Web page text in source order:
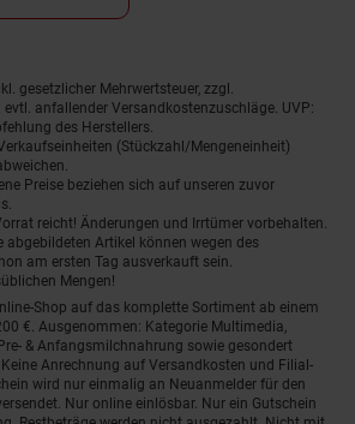
gesetzlicher Mehrwertsteuer, zzgl.
evtl. anfallender Versandkostenzuschläge. UVP:
des Herstellers.
(Stückzahl/Mengeneinheit)
Preise beziehen sich auf unseren zuvor
reicht! Änderungen und Irrtümer vorbehalten.
Artikel können wegen des
am ersten Tag ausverkauft sein.
Mengen!
Shop auf das komplette Sortiment ab einem
€. Ausgenommen: Kategorie Multimedia,
& Anfangsmilchnahrung sowie gesondert
Anrechnung auf Versandkosten und Filial-
wird nur einmalig an Neuanmelder für den
Nur online einlösbar. Nur ein Gutschein